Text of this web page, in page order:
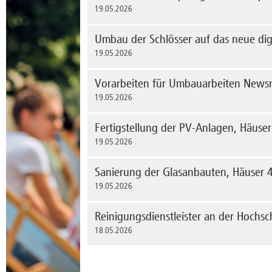
19.05.2026
Eichenprozessionsspinners mittels
Umbau der Schlösser auf das neue
19.05.2026
Schlösser im Haus 7 auf das neue digitale
Vorarbeiten für Umbauarbeiten
19.05.2026
den betreffenden Bereichen, angrenzenden
Fertigstellung der PV-Anlagen,
19.05.2026
begonnen.
Sanierung der Glasanbauten, Häuser
19.05.2026
bis auf Weiteres nicht zur Verfügung.
Reinigungsdienstleister an der
18.05.2026